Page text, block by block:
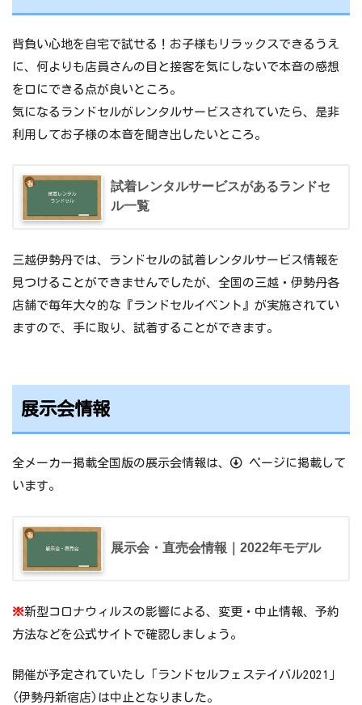
背負い心地を自宅で試せる！お子様もリラックスできるうえ
に、何よりも店員さんの目と接客を気にしないで本音の感想
を口にできる点が良いところ。
気になるランドセルがレンタルサービスされていたら、是非
利用してお子様の本音を聞き出したいところ。
試着レンタルサービスがあるランドセ
ル一覧
三越伊勢丹では、ランドセルの試着レンタルサービス情報を
見つけることができませんでしたが、全国の三越・伊勢丹各
店舗で毎年大々的な『ランドセルイベント』が実施されてい
ますので、手に取り、試着することができます。
展示会情報
全メーカー掲載全国版の展示会情報は、
ページに掲載して
います。
展示会・直売会情報｜2022年モデル
※新型コロナウィルスの影響による、変更・中止情報、予約
方法などを公式サイトで確認しましょう。
開催が予定されていたし「ランドセルフェステイバル2021」
(伊勢丹新宿店)は中止となりました。